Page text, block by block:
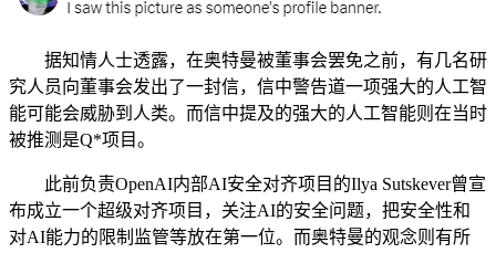
据知情人士透露，在奥特曼被董事会罢免之前，有几名研
究人员向董事会发出了一封信，信中警告道一项强大的人工智
能可能会威胁到人类。而信中提及的强大的人工智能则在当时
被推测是Q*项目。
此前负责OpenAI内部AI安全对齐项目的Ilya Sutskever曾宣
布成立一个超级对齐项目，关注AI的安全问题，把安全性和
对AI能力的限制监管等放在第一位。而奥特曼的观念则有所